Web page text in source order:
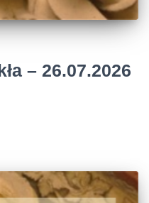
– 26.07.2026